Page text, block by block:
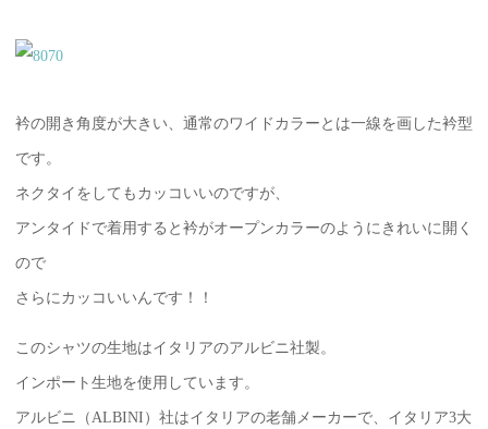
衿の開き角度が大きい、通常のワイドカラーとは一線を画した衿型
です。
ネクタイをしてもカッコいいのですが、
アンタイドで着用すると衿がオープンカラーのようにきれいに開く
ので
さらにカッコいいんです！！
このシャツの生地はイタリアのアルビニ社製。
インポート生地を使用しています。
アルビニ（ALBINI）社はイタリアの老舗メーカーで、イタリア3大